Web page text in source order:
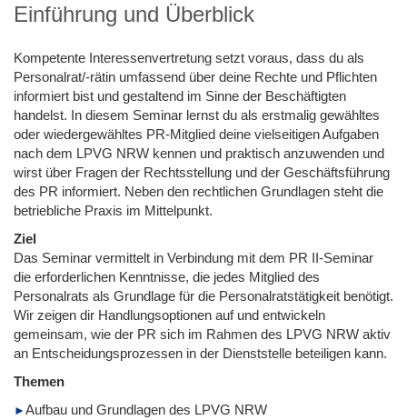
Einführung und Überblick
Kompetente Interessenvertretung setzt voraus, dass du als
Personalrat/-rätin umfassend über deine Rechte und Pflichten
informiert bist und gestaltend im Sinne der Beschäftigten
handelst. In diesem Seminar lernst du als erstmalig gewähltes
oder wiedergewähltes PR-Mitglied deine vielseitigen Aufgaben
nach dem LPVG NRW kennen und praktisch anzuwenden und
wirst über Fragen der Rechtsstellung und der Geschäftsführung
des PR informiert. Neben den rechtlichen Grundlagen steht die
betriebliche Praxis im Mittelpunkt.
Ziel
Das Seminar vermittelt in Verbindung mit dem PR II-Seminar
die erforderlichen Kenntnisse, die jedes Mitglied des
Personalrats als Grundlage für die Personalratstätigkeit benötigt.
Wir zeigen dir Handlungsoptionen auf und entwickeln
gemeinsam, wie der PR sich im Rahmen des LPVG NRW aktiv
an Entscheidungsprozessen in der Dienststelle beteiligen kann.
Themen
Aufbau und Grundlagen des LPVG NRW